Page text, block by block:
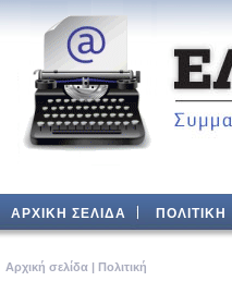
ΑΡΧΙΚΗ ΣΕΛΙΔΑ ΠΟΛΙΤΙΚΗ
Aρχική σελίδα | Πολιτική